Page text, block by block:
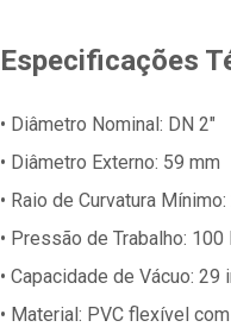
Especificações
• Diâmetro Nominal: DN 2"
• Diâmetro Externo: 59 mm
• Raio de Curvatura
• Pressão de Trabalho:
• Capacidade de Vácuo:
• Material: PVC flexível